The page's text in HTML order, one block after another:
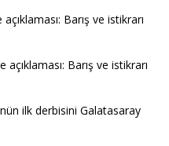
Barış ve istikrarı
Barış ve istikrarı
ilk derbisini Galatasaray